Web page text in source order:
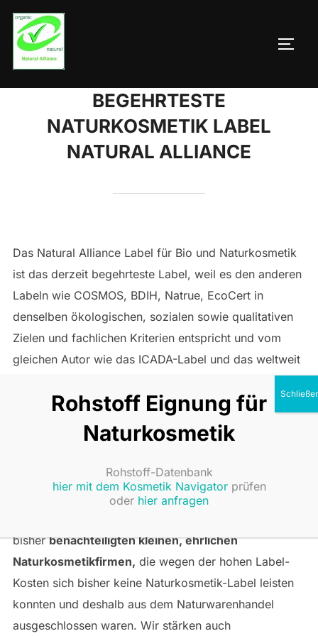
Zum
Inhalt
springen
BEGEHRTESTE
NATURKOSMETIK LABEL
NATURAL ALLIANCE
Das Natural Alliance Label für Bio und Naturkosmetik
ist das derzeit begehrteste Label, weil es den anderen
Labeln wie COSMOS, BDIH, Natrue, EcoCert in
denselben ökologischen, sozialen sowie qualitativen
Zielen und fachlichen Kriterien entspricht und vom
gleichen Autor wie das ICADA-Label und das weltweit
wurde, aber die
Benutzung desNatural Alliance
kostenlos.
bisherbenachteiligten kleinen, ehrlichen
Naturkosmetikfirmen, die wegen der hohen Label-
Kosten sich bisher keine Naturkosmetik-Label leisten
konnten und deshalb aus dem Naturwarenhandel
ausgeschlossen waren. Wir stärken auch
Rohstoff Eignung für
Naturkosmetik
Rohstoff-Datenbank
hier mit dem Kosmetik Navigatorprüfen
oder hier anfragen